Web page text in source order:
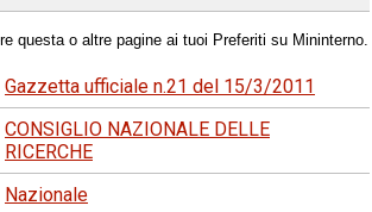
questa o altre pagine ai tuoi Preferiti su Mininterno.
Gazzetta ufficiale n.21 del 15/3/2011
CONSIGLIO NAZIONALE DELLE
RICERCHE
Nazionale